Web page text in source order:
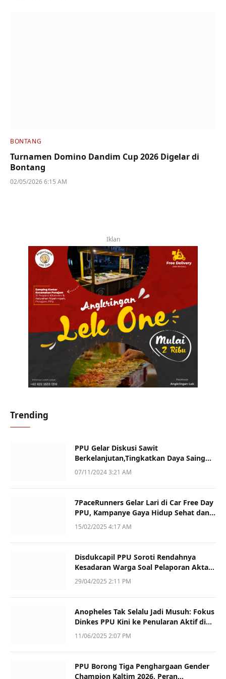
BONTANG
Turnamen Domino Dandim Cup 2026 Digelar di
Bontang
02/05/2026 6:15 AM
Iklan
Trending
PPU Gelar Diskusi Sawit
Berkelanjutan,Tingkatkan Daya Saing
dan Kualitas
07/11/2024 3:21 AM
7PaceRunners Gelar Lari di Car Free Day
PPU, Kampanye Gaya Hidup Sehat dan
Dukung UMKM
15/02/2025 4:17 AM
Disdukcapil PPU Soroti Rendahnya
Kesadaran Warga Soal Pelaporan Akta
Kematian
29/04/2025 2:11 PM
Anopheles Tak Selalu Jadi Musuh: Fokus
Dinkes PPU Kini ke Penularan Aktif di
Sotek
11/06/2025 2:07 PM
PPU Borong Tiga Penghargaan Gender
Champion Kaltim 2026, Peran